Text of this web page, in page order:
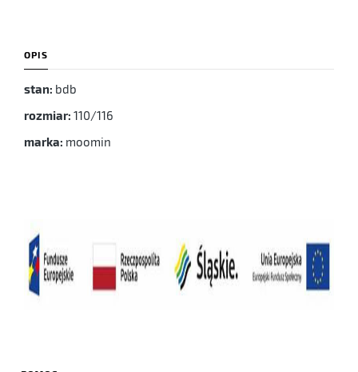
OPIS
stan: bdb
rozmiar: 110/116
marka: moomin